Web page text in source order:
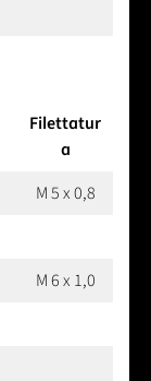
Filettatur
a
M 5 x 0,8
M 6 x 1,0